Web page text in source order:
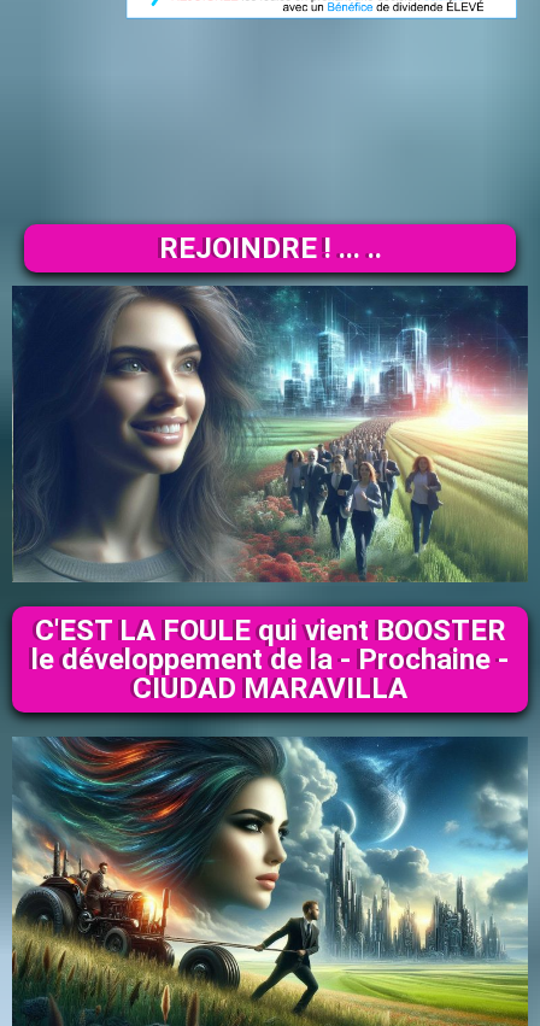
REJOINDRE ! ... ..
C'EST LA FOULE qui vient BOOSTER
le développement de la - Prochaine -
CIUDAD MARAVILLA